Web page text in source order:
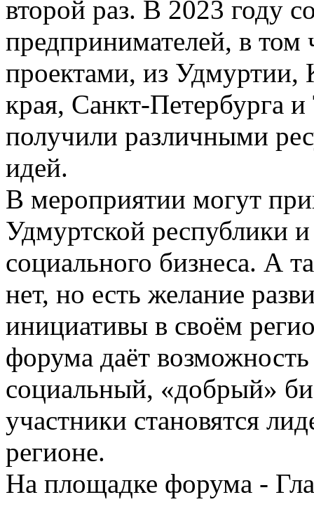
второй раз. В 2023 году
предпринимателей, в
проектами, из Удмуртии,
края, Санкт-Петербурга
получили различными
идей.
В мероприятии могут
Удмуртской республики
социального бизнеса. А
нет, но есть желание
инициативы в своём
форума даёт
социальный, «добрый»
участники становятся
регионе.
На площадке форума -